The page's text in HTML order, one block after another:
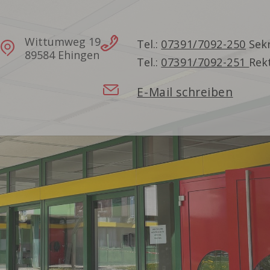
Wittumweg 19
89584 Ehingen
Tel.: 07391/7092-250
Tel.: 07391/7092-251
E-Mail schreiben